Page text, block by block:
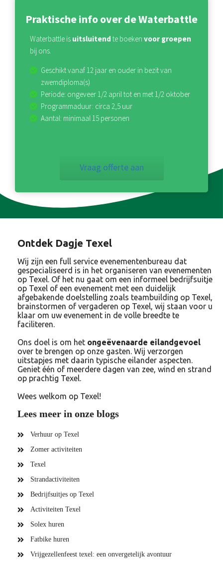
Praktische info over de Waterbattle
Waterbattle is uitsluitend te boeken voor groepen
bij ons.
Geschikt vanaf 12 jaar en ouder in bezit van
zwemdiploma(s)
Periode: ongeveer 1/2 april tot en met 1/2 oktober
Programmaduur: circa 2,5 uur
Aantal: minimaal 15 personen
Vraag offerte aan
Ontdek Dagje Texel
Wij zijn een full service evenementenbureau dat
gespecialiseerd is in het organiseren van evenementen
op Texel. Of het nu gaat om een informeel bedrijfsuitje
op Texel of een evenement met een duidelijk
afgebakende doelstelling zoals teambuilding op Texel,
brainstormen of vergaderen op Texel, wij staan voor u
klaar om uw evenement in de volle breedte te
faciliteren.
Ons doel is om het ongeëvenaarde eilandgevoel
over te brengen op onze gasten. Wij verzorgen
uitstapjes met daarin typische eilander aspecten.
Geniet één of meerdere dagen van zee, wind en strand
op prachtig Texel.
Wees welkom op Texel!
Lees meer in onze blogs
Verhuur op Texel
Zomer activiteiten
Texel
Strandactiviteiten
Bedrijfsuitjes op Texel
Activiteiten Texel
Solex huren
Fatbike huren
Vrijgezellenfeest texel: een onvergetelijk avontuur